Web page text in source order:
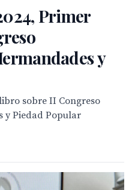
Primer
y
sobre II Congreso
y Piedad Popular